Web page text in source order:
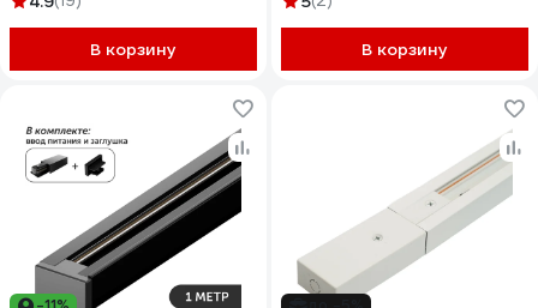
В корзину В корзину